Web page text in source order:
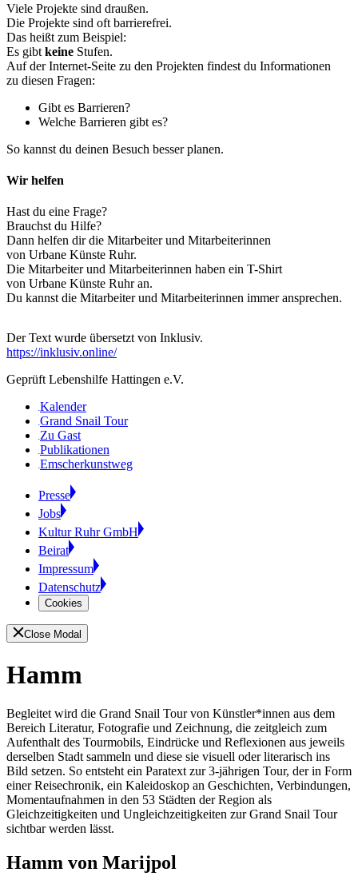
Viele Projekte sind draußen.
Die Projekte sind oft barrierefrei.
Das heißt zum Beispiel:
Es gibt keine Stufen.
Auf der Internet-Seite zu den Projekten findest du Informationen
zu diesen Fragen:
Gibt es Barrieren?
Welche Barrieren gibt es?
So kannst du deinen Besuch besser planen.
Wir helfen
Hast du eine Frage?
Brauchst du Hilfe?
Dann helfen dir die Mitarbeiter und Mitarbeiterinnen
von Urbane Künste Ruhr.
Die Mitarbeiter und Mitarbeiterinnen haben ein T-Shirt
von Urbane Künste Ruhr an.
Du kannst die Mitarbeiter und Mitarbeiterinnen immer ansprechen.
Der Text wurde übersetzt von Inklusiv.
https://inklusiv.online/
Geprüft Lebenshilfe Hattingen e.V.
Kalender
Grand Snail Tour
Zu Gast
Publikationen
Emscherkunstweg
Presse
Jobs
Kultur Ruhr GmbH
Beirat
Impressum
Datenschutz
Cookies
Close Modal
Hamm
Begleitet wird die Grand Snail Tour von Künstler*innen aus dem
Bereich Literatur, Fotografie und Zeichnung, die zeitgleich zum
Aufenthalt des Tourmobils, Eindrücke und Reflexionen aus jeweils
derselben Stadt sammeln und diese sie visuell oder literarisch ins
Bild setzen. So entsteht ein Paratext zur 3-jährigen Tour, der in Form
einer Reisechronik, ein Kaleidoskop an Geschichten, Verbindungen,
Momentaufnahmen in den 53 Städten der Region als
Gleichzeitigkeiten und Ungleichzeitigkeiten zur Grand Snail Tour
sichtbar werden lässt.
Hamm von Marijpol